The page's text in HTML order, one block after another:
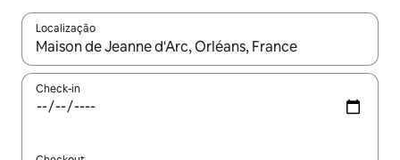
Localização
Quando os resultados estiverem disponíveis, explore-os
Check-in